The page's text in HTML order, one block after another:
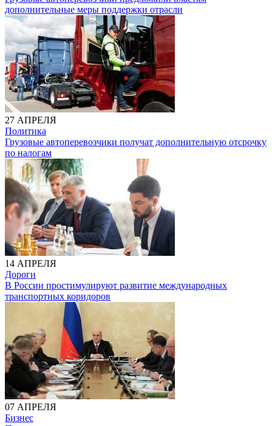
дополнительные меры поддержки отрасли
27 АПРЕЛЯ
Политика
Грузовые автоперевозчики получат дополнительную отсрочку
по налогам
14 АПРЕЛЯ
Дороги
В России простимулируют развитие международных
транспортных коридоров
07 АПРЕЛЯ
Бизнес